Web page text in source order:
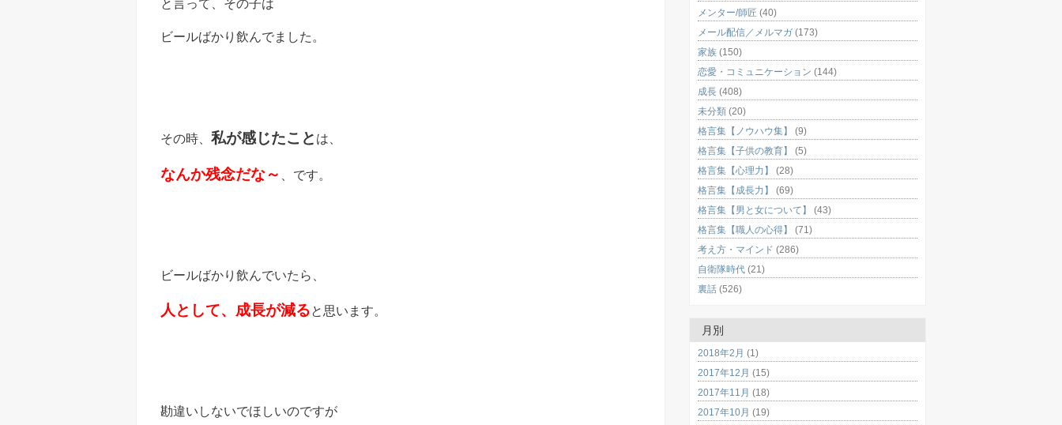
と言って、その子は
ビールばかり飲んでました。
その時、 私が感じたこと は、
なんか残念だな～ 、です。
ビールばかり飲んでいたら、
人として、成長が減ると思います。
勘違いしないでほしいのですが
メンター/師匠 (40)
メール配信／メルマガ (173)
家族 (150)
恋愛・コミュニケーション (144)
成長 (408)
未分類 (20)
格言集【ノウハウ集】
(9)
格言集【子供の教育】
(5)
格言集【心理力】
(28)
格言集【成長力】
(69)
格言集【男と女について】
(43)
格言集【職人の心得】
(71)
考え方・マインド (286)
自衛隊時代 (21)
裏話 (526)
月別
2018年2月 (1)
2017年12月 (15)
2017年11月 (18)
2017年10月 (19)